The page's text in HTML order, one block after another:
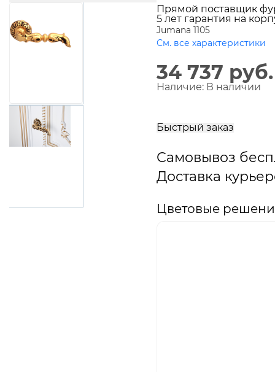
Прямой поставщик
5 лет гарантия на
Jumana 1105
См. все характеристики
34 737 руб.
Наличие: В наличии
Быстрый заказ
Самовывоз
Доставка
Цветовые